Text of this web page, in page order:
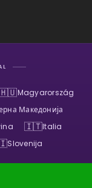
Magyarország
Македонија
🇮🇹Italia
Slovenija